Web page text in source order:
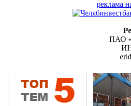
реклама
ПАО